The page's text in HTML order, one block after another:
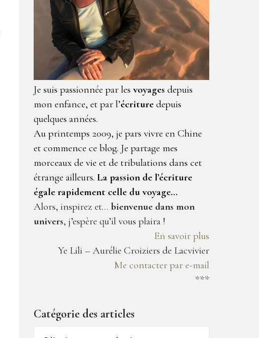
Je suis passionnée par les voyages depuis
mon enfance, et par l’écriture depuis
quelques années.
Au printemps 2009, je pars vivre en Chine
et commence ce blog. Je partage mes
morceaux de vie et de tribulations dans cet
étrange ailleurs. La passion de l’écriture
égale rapidement celle du voyage…
Alors, inspirez et… bienvenue dans mon
univers, j’espère qu’il vous plaira !
En savoir plus
Ye Lili – Aurélie Croiziers de Lacvivier
Me contacter par e-mail
***
Catégorie des articles